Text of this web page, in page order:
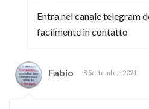
Entra nel canale telegram
facilmente in contatto
Fabio 8 Settembre 2021